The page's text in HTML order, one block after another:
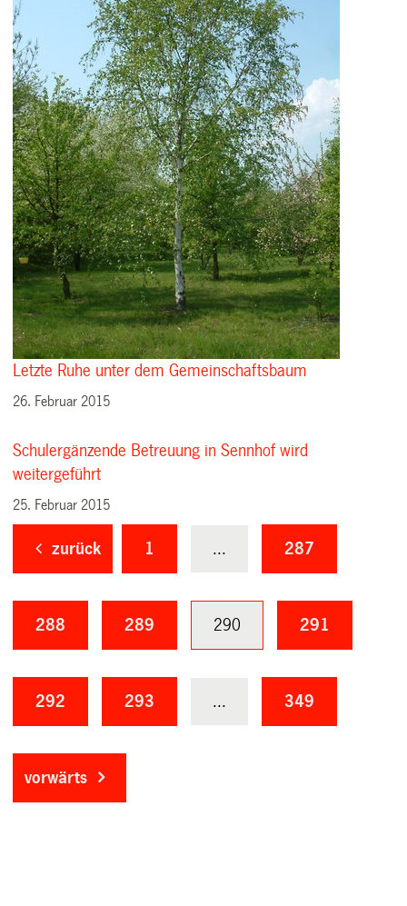
Letzte Ruhe unter dem Gemeinschaftsbaum
26. Februar 2015
Schulergänzende Betreuung in Sennhof wird
weitergeführt
25. Februar 2015
zurück 1 ... 287
288 289 290 291
292 293 ... 349
vorwärts